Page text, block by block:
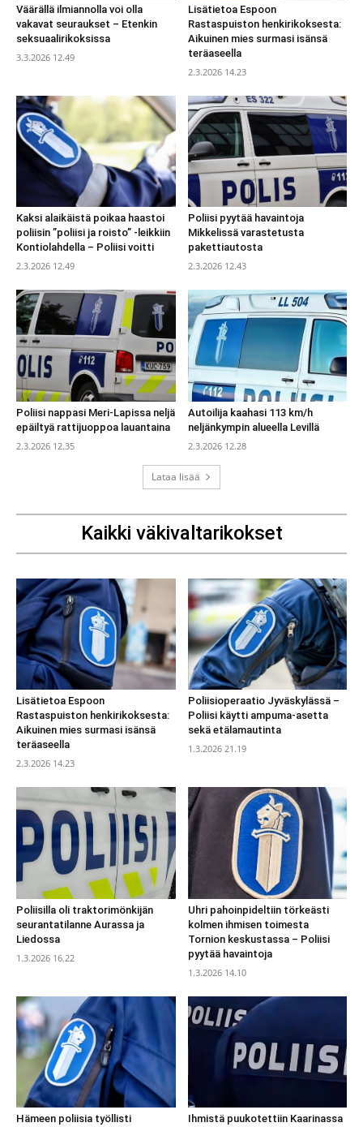
Väärällä ilmiannolla voi olla
vakavat seuraukset – Etenkin
seksuaalirikoksissa
3.3.2026 12.49
Lisätietoa Espoon
Rastaspuiston henkirikoksesta:
Aikuinen mies surmasi isänsä
teräaseella
2.3.2026 14.23
Kaksi alaikäistä poikaa haastoi
poliisin ”poliisi ja roisto” -leikkiin
Kontiolahdella – Poliisi voitti
2.3.2026 12.49
Poliisi pyytää havaintoja
Mikkelissä varastetusta
pakettiautosta
2.3.2026 12.43
Poliisi nappasi Meri-Lapissa neljä
epäiltyä rattijuoppoa lauantaina
2.3.2026 12.35
Autoilija kaahasi 113 km/h
neljänkympin alueella Levillä
2.3.2026 12.28
Lataa lisää
Kaikki väkivaltarikokset
Lisätietoa Espoon
Rastaspuiston henkirikoksesta:
Aikuinen mies surmasi isänsä
teräaseella
2.3.2026 14.23
Poliisioperaatio Jyväskylässä –
Poliisi käytti ampuma-asetta
sekä etälamautinta
1.3.2026 21.19
Poliisilla oli traktorimönkijän
seurantatilanne Aurassa ja
Liedossa
1.3.2026 16.22
Uhri pahoinpideltiin törkeästi
kolmen ihmisen toimesta
Tornion keskustassa – Poliisi
pyytää havaintoja
1.3.2026 14.10
Hämeen poliisia työllisti Ihmistä puukotettiin Kaarinassa